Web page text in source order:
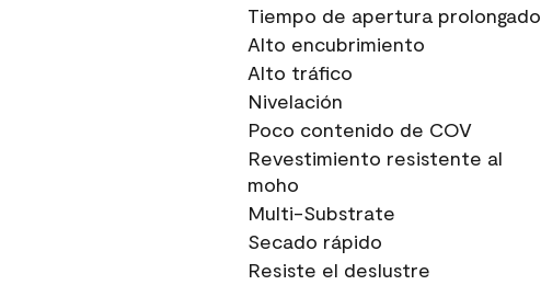
Tiempo de apertura prolongado
Alto encubrimiento
Alto tráfico
Nivelación
Poco contenido de COV
Revestimiento resistente al
moho
Multi-Substrate
Secado rápido
Resiste el deslustre